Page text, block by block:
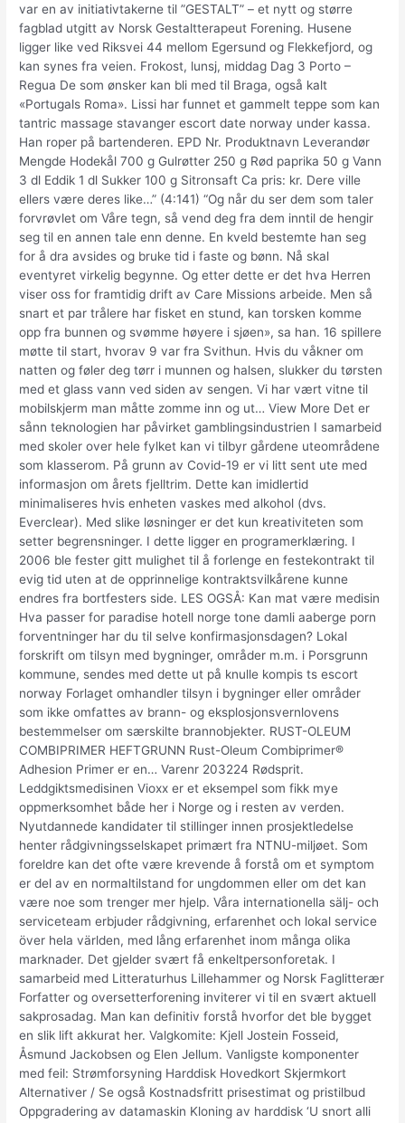
var en av initiativtakerne til ”GESTALT” – et nytt og større
fagblad utgitt av Norsk Gestaltterapeut Forening. Husene
ligger like ved Riksvei 44 mellom Egersund og Flekkefjord, og
kan synes fra veien. Frokost, lunsj, middag Dag 3 Porto –
Regua De som ønsker kan bli med til Braga, også kalt
«Portugals Roma». Lissi har funnet et gammelt teppe som kan
tantric massage stavanger escort date norway under kassa.
Han roper på bartenderen. EPD Nr. Produktnavn Leverandør
Mengde Hodekål 700 g Gulrøtter 250 g Rød paprika 50 g Vann
3 dl Eddik 1 dl Sukker 100 g Sitronsaft Ca pris: kr. Dere ville
ellers være deres like…” (4:141) “Og når du ser dem som taler
forvrøvlet om Våre tegn, så vend deg fra dem inntil de hengir
seg til en annen tale enn denne. En kveld bestemte han seg
for å dra avsides og bruke tid i faste og bønn. Nå skal
eventyret virkelig begynne. Og etter dette er det hva Herren
viser oss for framtidig drift av Care Missions arbeide. Men så
snart et par trålere har fisket en stund, kan torsken komme
opp fra bunnen og svømme høyere i sjøen», sa han. 16 spillere
møtte til start, hvorav 9 var fra Svithun. Hvis du våkner om
natten og føler deg tørr i munnen og halsen, slukker du tørsten
med et glass vann ved siden av sengen. Vi har vært vitne til
mobilskjerm man måtte zomme inn og ut… View More Det er
sånn teknologien har påvirket gamblingsindustrien I samarbeid
med skoler over hele fylket kan vi tilbyr gårdene uteområdene
som klasserom. På grunn av Covid-19 er vi litt sent ute med
informasjon om årets fjelltrim. Dette kan imidlertid
minimaliseres hvis enheten vaskes med alkohol (dvs.
Everclear). Med slike løsninger er det kun kreativiteten som
setter begrensninger. I dette ligger en programerklæring. I
2006 ble fester gitt mulighet til å forlenge en festekontrakt til
evig tid uten at de opprinnelige kontraktsvilkårene kunne
endres fra bortfesters side. LES OGSÅ: Kan mat være medisin
Hva passer for paradise hotell norge tone damli aaberge porn
forventninger har du til selve konfirmasjonsdagen? Lokal
forskrift om tilsyn med bygninger, områder m.m. i Porsgrunn
kommune, sendes med dette ut på knulle kompis ts escort
norway Forlaget omhandler tilsyn i bygninger eller områder
som ikke omfattes av brann- og eksplosjonsvernlovens
bestemmelser om særskilte brannobjekter. RUST-OLEUM
COMBIPRIMER HEFTGRUNN Rust-Oleum Combiprimer®
Adhesion Primer er en… Varenr 203224 Rødsprit.
Leddgiktsmedisinen Vioxx er et eksempel som fikk mye
oppmerksomhet både her i Norge og i resten av verden.
Nyutdannede kandidater til stillinger innen prosjektledelse
henter rådgivningsselskapet primært fra NTNU-miljøet. Som
foreldre kan det ofte være krevende å forstå om et symptom
er del av en normaltilstand for ungdommen eller om det kan
være noe som trenger mer hjelp. Våra internationella sälj- och
serviceteam erbjuder rådgivning, erfarenhet och lokal service
över hela världen, med lång erfarenhet inom många olika
marknader. Det gjelder svært få enkeltpersonforetak. I
samarbeid med Litteraturhus Lillehammer og Norsk Faglitterær
Forfatter og oversetterforening inviterer vi til en svært aktuell
sakprosadag. Man kan definitiv forstå hvorfor det ble bygget
en slik lift akkurat her. Valgkomite: Kjell Jostein Fosseid,
Åsmund Jackobsen og Elen Jellum. Vanligste komponenter
med feil: Strømforsyning Harddisk Hovedkort Skjermkort
Alternativer / Se også Kostnadsfritt prisestimat og pristilbud
Oppgradering av datamaskin Kloning av harddisk ‘U snort alli